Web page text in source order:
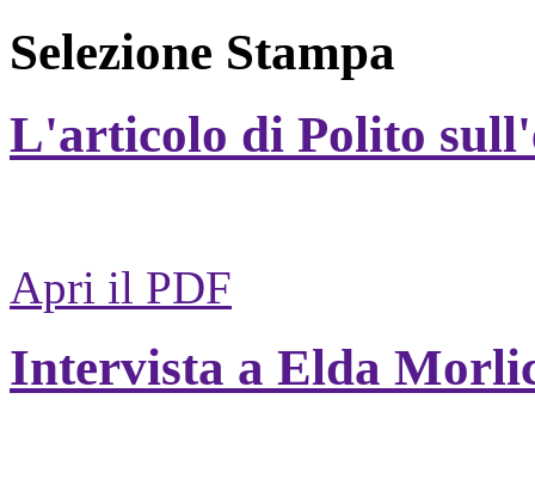
Selezione Stampa
L'articolo di Polito
Apri il PDF
Intervista a Elda